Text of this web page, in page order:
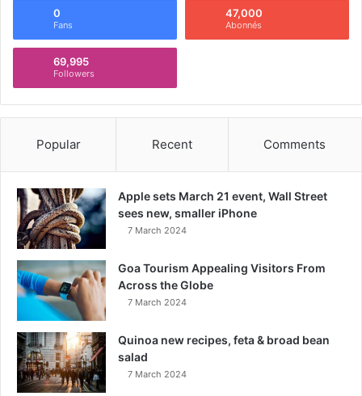
0
Fans
47,000
Abonnés
69,995
Followers
Popular Recent Comments
Apple sets March 21 event, Wall Street
sees new, smaller iPhone
7 March 2024
Goa Tourism Appealing Visitors From
Across the Globe
7 March 2024
Quinoa new recipes, feta & broad bean
salad
7 March 2024